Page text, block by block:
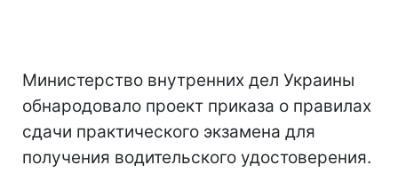
Министерство внутренних дел Украины
обнародовало проект приказа о правилах
сдачи практического экзамена для
получения водительского удостоверения.